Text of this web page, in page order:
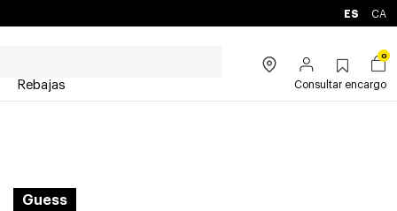
ES CA
Rebajas
0
Consultar encargo
Guess